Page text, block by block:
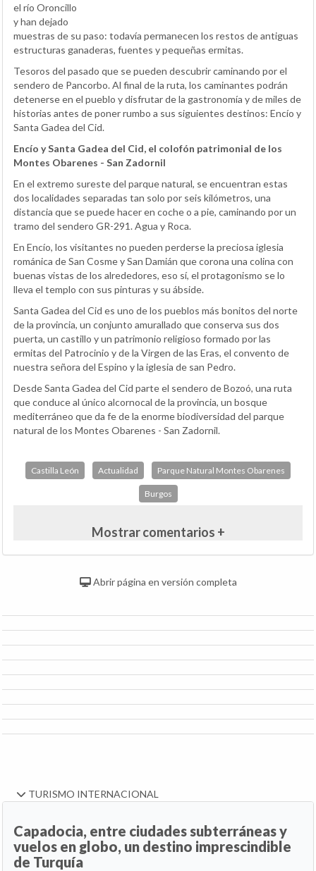
el río Oroncillo
y han dejado
muestras de su paso: todavía permanecen los restos de antiguas
estructuras ganaderas, fuentes y pequeñas ermitas.
Tesoros del pasado que se pueden descubrir caminando por el
sendero de Pancorbo. Al final de la ruta, los caminantes podrán
detenerse en el pueblo y disfrutar de la gastronomía y de miles de
historias antes de poner rumbo a sus siguientes destinos: Encío y
Santa Gadea del Cid.
Encío y Santa Gadea del Cid, el colofón patrimonial de los
Montes Obarenes - San Zadornil
En el extremo sureste del parque natural, se encuentran estas
dos localidades separadas tan solo por seis kilómetros, una
distancia que se puede hacer en coche o a pie, caminando por un
tramo del sendero GR-291. Agua y Roca.
En Encío, los visitantes no pueden perderse la preciosa iglesia
románica de San Cosme y San Damián que corona una colina con
buenas vistas de los alrededores, eso sí, el protagonismo se lo
lleva el templo con sus pinturas y su ábside.
Santa Gadea del Cid es uno de los pueblos más bonitos del norte
de la provincia, un conjunto amurallado que conserva sus dos
puerta, un castillo y un patrimonio religioso formado por las
ermitas del Patrocinio y de la Virgen de las Eras, el convento de
nuestra señora del Espino y la iglesia de san Pedro.
Desde Santa Gadea del Cid parte el sendero de Bozoó, una ruta
que conduce al único alcornocal de la provincia, un bosque
mediterráneo que da fe de la enorme biodiversidad del parque
natural de los Montes Obarenes - San Zadornil.
Castilla León Actualidad Parque Natural Montes Obarenes
Burgos
Mostrar comentarios +
Abrir página en versión completa
TURISMO INTERNACIONAL
Capadocia, entre ciudades subterráneas y
vuelos en globo, un destino imprescindible
de Turquía